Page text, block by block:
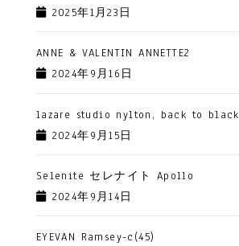
2025年1月23日
ANNE & VALENTIN ANNETTE2
2024年9月16日
lazare studio nylton, back to black
2024年9月15日
Selenite セレナイト Apollo
2024年9月14日
EYEVAN Ramsey-c(45)